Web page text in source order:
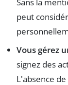
peut
Vous gérez
signez des
L'absence